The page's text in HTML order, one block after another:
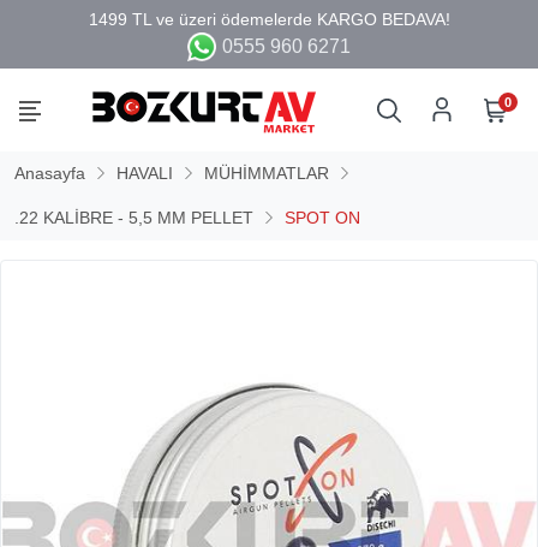
0555 960 6271
0
Anasayfa HAVALI MÜHİMMATLAR
.22 KALİBRE - 5,5 MM PELLET SPOT ON